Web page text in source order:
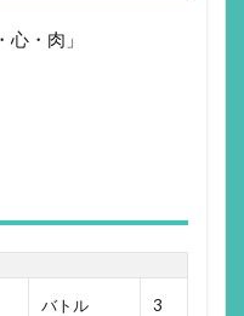
・肉」
バトル 3